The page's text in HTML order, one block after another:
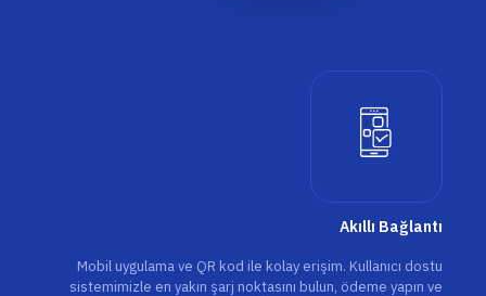
Akıllı Bağlantı
Mobil uygulama ve QR kod ile kolay erişim. Kullanıcı dostu
sistemimizle en yakın şarj noktasını bulun, ödeme yapın ve